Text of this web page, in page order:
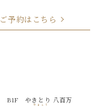
ご予約はこちら
B1F やきとり 八百万